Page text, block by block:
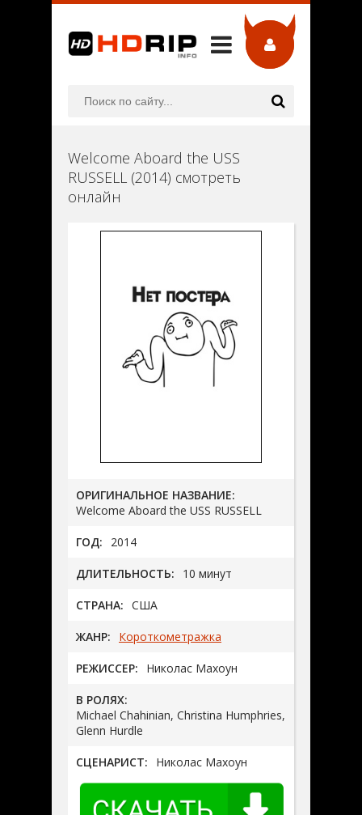
Welcome Aboard the USS
RUSSELL (2014) смотреть
онлайн
ОРИГИНАЛЬНОЕ НАЗВАНИЕ:
Welcome Aboard the USS RUSSELL
ГОД: 2014
ДЛИТЕЛЬНОСТЬ: 10 минут
СТРАНА: США
ЖАНР: Короткометражка
РЕЖИССЕР: Николас Махоун
В РОЛЯХ:
Michael Chahinian, Christina Humphries,
Glenn Hurdle
СЦЕНАРИСТ: Николас Махоун